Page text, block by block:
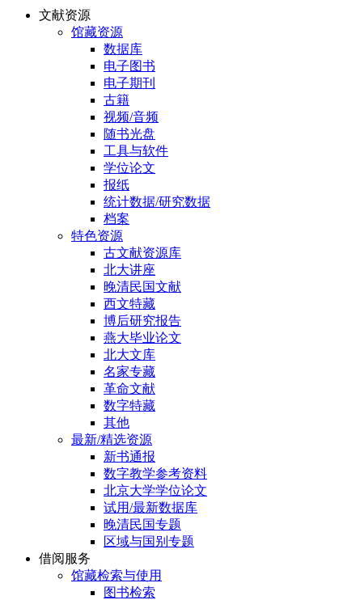
文献资源
馆藏资源
数据库
电子图书
电子期刊
古籍
视频/音频
随书光盘
工具与软件
学位论文
报纸
统计数据/研究数据
档案
特色资源
古文献资源库
北大讲座
晚清民国文献
西文特藏
博后研究报告
燕大毕业论文
北大文库
名家专藏
革命文献
数字特藏
其他
最新/精选资源
新书通报
数字教学参考资料
北京大学学位论文
试用/最新数据库
晚清民国专题
区域与国别专题
借阅服务
馆藏检索与使用
图书检索